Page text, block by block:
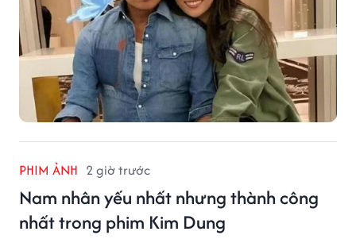
PHIM ẢNH 2 giờ trước
Nam nhân yếu nhất nhưng thành công
nhất trong phim Kim Dung